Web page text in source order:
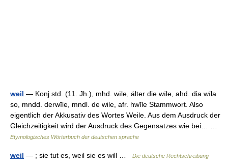
weil — Konj std. (11. Jh.), mhd. wīle, älter die wīle, ahd. dia wīla
so, mndd. derwīle, mndl. de wile, afr. hwīle Stammwort. Also
eigentlich der Akkusativ des Wortes Weile. Aus dem Ausdruck der
Gleichzeitigkeit wird der Ausdruck des Gegensatzes wie bei… …
Etymologisches Wörterbuch der deutschen sprache
weil — ; sie tut es, weil sie es will … Die deutsche Rechtschreibung